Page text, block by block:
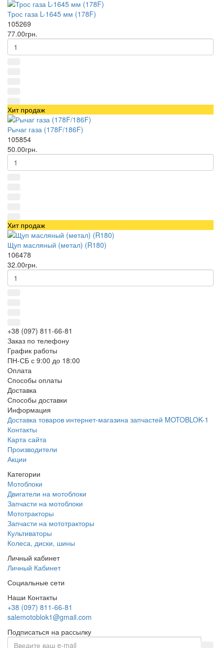
Трос газа L-1645 мм (178F)
105269
77.00грн.
Хит продаж
Рычаг газа (178F/186F)
105854
50.00грн.
Хит продаж
Щуп масляный (метал) (R180)
106478
32.00грн.
+38 (097) 811-66-81
Заказ по телефону
График работы
ПН-СБ с 9:00 до 18:00
Оплата
Способы оплаты
Доставка
Способы доставки
Информация
Доставка товаров интернет-магазина запчастей MOTOBLOK-1
Контакты
Карта сайта
Производители
Акции
Категории
Мотоблоки
Двигатели на мотоблоки
Запчасти на мотоблоки
Мототракторы
Запчасти на мототракторы
Культиваторы
Колеса, диски, шины
Личный кабинет
Личный Кабинет
Социальные сети
Наши Контакты
+38 (097) 811-66-81
salemotoblok1@gmail.com
Подписаться на рассылку